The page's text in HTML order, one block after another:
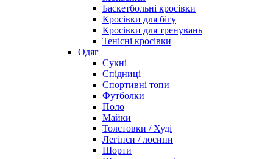
Баскетбольні кросівки
Кросівки для бігу
Кросівки для тренувань
Тенісні кросівки
Одяг
Сукні
Спідниці
Спортивні топи
Футболки
Поло
Майки
Толстовки / Худі
Легінси / лосини
Шорти